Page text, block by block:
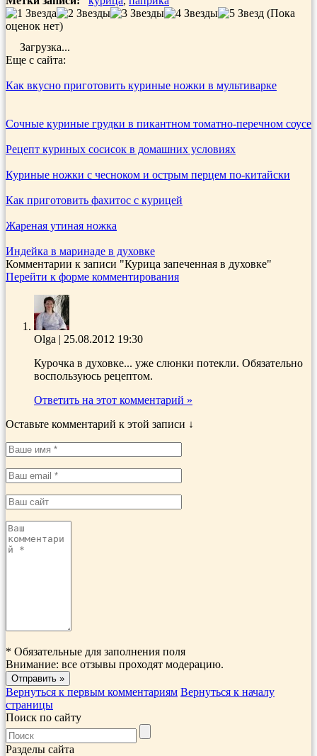
(Пока
оценок нет)
Загрузка...
Еще с сайта:
Как вкусно приготовить куриные ножки в мультиварке
Сочные куриные грудки в пикантном томатно-перечном соусе
Рецепт куриных сосисок в домашних условиях
Куриные ножки с чесноком и острым перцем по-китайски
Как приготовить фахитос с курицей
Жареная утиная ножка
Индейка в маринаде в духовке
Комментарии к записи "Курица запеченная в духовке"
Перейти к форме комментирования
Olga | 25.08.2012 19:30
Курочка в духовке... уже слюнки потекли. Обязательно
воспользуюсь рецептом.
Ответить на этот комментарий »
Оставьте комментарий к этой записи ↓
* Обязательные для заполнения поля
Внимание: все отзывы проходят модерацию.
Вернуться к первым комментариям Вернуться к началу
страницы
Поиск по сайту
Разделы сайта